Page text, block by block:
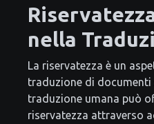
nella
La riservatezza è un
traduzione di documenti
traduzione umana può
riservatezza attraverso